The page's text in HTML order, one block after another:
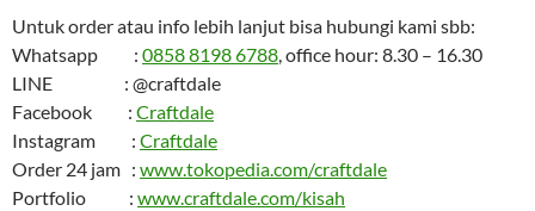
Untuk order atau info lebih lanjut bisa hubungi kami sbb:
Whatsapp : 0858 8198 6788, office hour: 8.30 – 16.30
LINE : @craftdale
Facebook : Craftdale
Instagram : Craftdale
Order 24 jam : www.tokopedia.com/craftdale
Portfolio : www.craftdale.com/kisah